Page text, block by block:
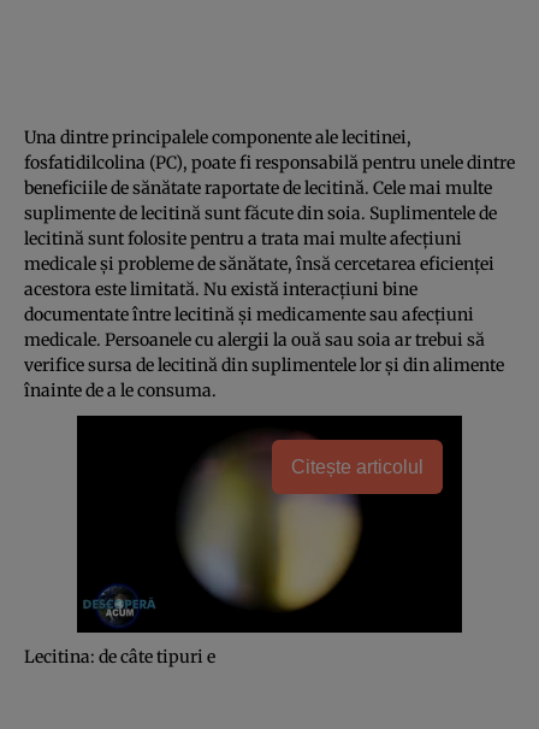
Una dintre principalele componente ale lecitinei,
fosfatidilcolina (PC), poate fi responsabilă pentru unele dintre
beneficiile de sănătate raportate de lecitină. Cele mai multe
suplimente de lecitină sunt făcute din soia. Suplimentele de
lecitină sunt folosite pentru a trata mai multe afecţiuni
medicale şi probleme de sănătate, însă cercetarea eficienţei
acestora este limitată. Nu există interacţiuni bine
documentate între lecitină şi medicamente sau afecţiuni
medicale. Persoanele cu alergii la ouă sau soia ar trebui să
verifice sursa de lecitină din suplimentele lor şi din alimente
înainte de a le consuma.
Citește articolul
Lecitina: de câte tipuri e